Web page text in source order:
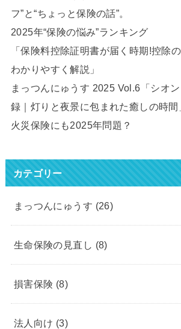
フ”と“ちょっと保険の話”。
2025年“保険の悩み”ランキング
「保険料控除証明書が届く時期!控除
わかりやすく解説」
まっつんにゅうす 2025 Vol.6「シオ
録｜灯りと夜景に包まれた癒しの時間
火災保険にも2025年問題？
カテゴリー
まっつんにゅうす (26)
生命保険の見直し (8)
損害保険 (8)
法人向け (3)